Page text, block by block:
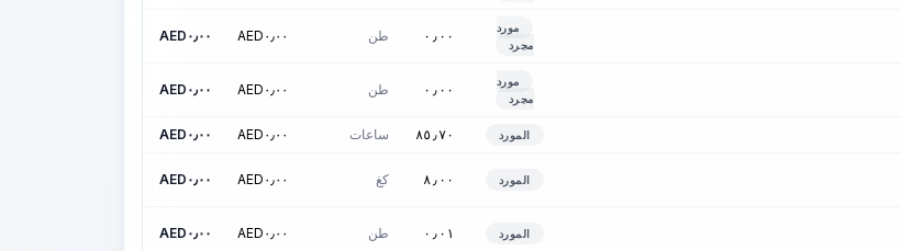
مورد
مجرد
٠٫٠٠ طن AED ٠٫٠٠ AED ٠٫٠٠
مورد
مجرد
٠٫٠٠ طن AED ٠٫٠٠ AED ٠٫٠٠
المورد ٨٥٫٧٠ ساعات AED ٠٫٠٠ AED ٠٫٠٠
المورد ٨٫٠٠ كغ AED ٠٫٠٠ AED ٠٫٠٠
المورد ٠٫٠١ طن AED ٠٫٠٠ AED ٠٫٠٠